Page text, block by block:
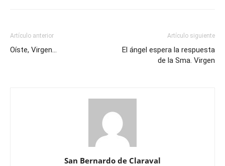
Artículo anterior
Oíste, Virgen…
Artículo siguiente
El ángel espera la respuesta
de la Sma. Virgen
San Bernardo de Claraval